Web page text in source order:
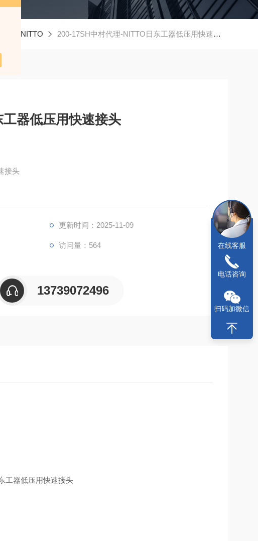
东工器NITTO 200-17SH中村代理-NITTO日东工器低压用快速接头
器低压用快速接头
接头
更新时间：2025-11-09
访问量：564
13739072496
在线客服
电话咨询
扫码加微信